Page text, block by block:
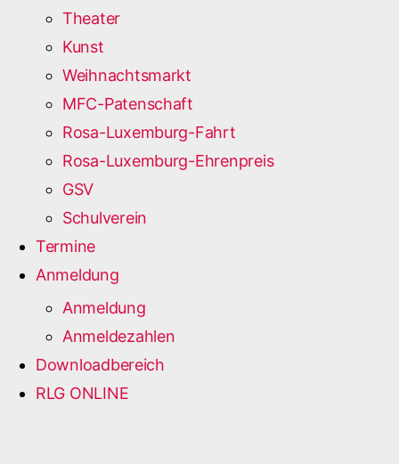
Theater
Kunst
Weihnachtsmarkt
MFC-Patenschaft
Rosa-Luxemburg-Fahrt
Rosa-Luxemburg-Ehrenpreis
GSV
Schulverein
Termine
Anmeldung
Anmeldung
Anmeldezahlen
Downloadbereich
RLG ONLINE